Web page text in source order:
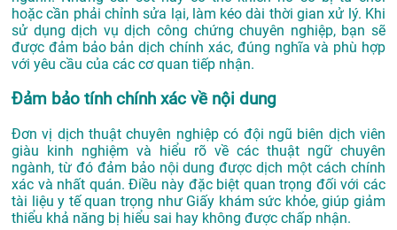
hoặc cần phải chỉnh sửa lại, làm kéo dài thời gian xử lý. Khi
sử dụng dịch vụ dịch công chứng chuyên nghiệp, bạn sẽ
được đảm bảo bản dịch chính xác, đúng nghĩa và phù hợp
với yêu cầu của các cơ quan tiếp nhận.
Đảm bảo tính chính xác về nội dung
Đơn vị dịch thuật chuyên nghiệp có đội ngũ biên dịch viên
giàu kinh nghiệm và hiểu rõ về các thuật ngữ chuyên
ngành, từ đó đảm bảo nội dung được dịch một cách chính
xác và nhất quán. Điều này đặc biệt quan trọng đối với các
tài liệu y tế quan trọng như Giấy khám sức khỏe, giúp giảm
thiểu khả năng bị hiểu sai hay không được chấp nhận.